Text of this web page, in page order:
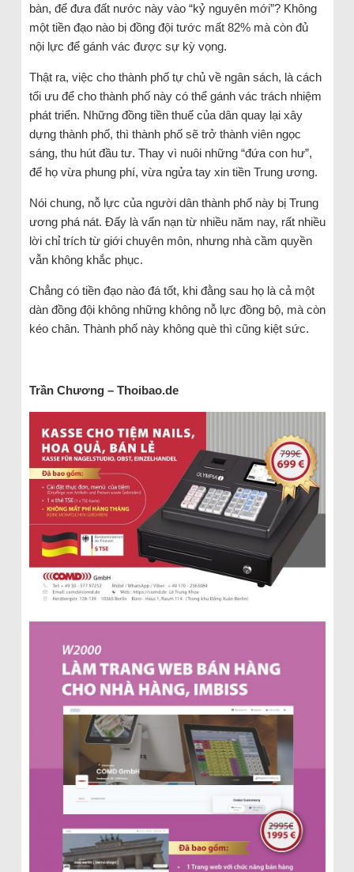
bàn, để đưa đất nước này vào “kỷ nguyên mới”? Không
một tiền đạo nào bị đồng đội tước mất 82% mà còn đủ
nội lực để gánh vác được sự kỳ vọng.
Thật ra, việc cho thành phố tự chủ về ngân sách, là cách
tối ưu để cho thành phố này có thể gánh vác trách nhiệm
phát triển. Những đồng tiền thuế của dân quay lại xây
dựng thành phố, thì thành phố sẽ trở thành viên ngọc
sáng, thu hút đầu tư. Thay vì nuôi những “đứa con hư”,
để họ vừa phung phí, vừa ngửa tay xin tiền Trung ương.
Nói chung, nỗ lực của người dân thành phố này bị Trung
ương phá nát. Đấy là vấn nạn từ nhiều năm nay, rất nhiều
lời chỉ trích từ giới chuyên môn, nhưng nhà cầm quyền
vẫn không khắc phục.
Chẳng có tiền đạo nào đá tốt, khi đằng sau họ là cả một
dàn đồng đội không những không nỗ lực đồng bộ, mà còn
kéo chân. Thành phố này không què thì cũng kiệt sức.
Trần Chương – Thoibao.de